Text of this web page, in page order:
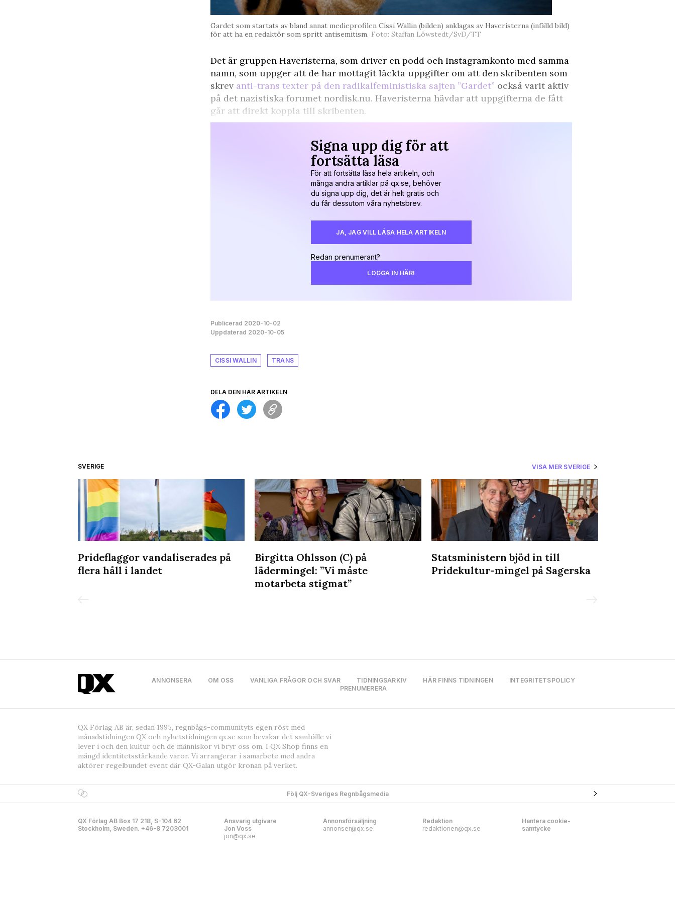
Gardet som startats av bland annat medieprofilen Cissi Wallin (bilden) anklagas av Haveristerna (infälld bild)
för att ha en redaktör som spritt antisemitism. Foto: Staffan Löwstedt/SvD/TT
Det är gruppen Haveristerna, som driver en podd och Instagramkonto med samma
namn, som uppger att de har mottagit läckta uppgifter om att den skribenten som
skrev anti-trans texter på den radikalfeministiska sajten ”Gardet” också varit aktiv
på det nazistiska forumet nordisk.nu. Haveristerna hävdar att uppgifterna de fått
går att direkt koppla till skribenten.
Signa upp dig för att
fortsätta läsa
För att fortsätta läsa hela artikeln, och
många andra artiklar på qx.se, behöver
du signa upp dig, det är helt gratis och
du får dessutom våra nyhetsbrev.
JA, JAG VILL LÄSA HELA ARTIKELN
Redan prenumerant?
LOGGA IN HÄR!
Publicerad 2020-10-02
Uppdaterad 2020-10-05
CISSI WALLIN TRANS
DELA DEN HÄR ARTIKELN
SVERIGE VISA MER SVERIGE
Prideflaggor vandaliserades på
flera håll i landet
Birgitta Ohlsson (C) på
lädermingel: ”Vi måste
motarbeta stigmat”
Statsministern bjöd in till
Pridekultur-mingel på Sagerska
ANNONSERA OM OSS VANLIGA FRÅGOR OCH SVAR TIDNINGSARKIV HÄR FINNS TIDNINGEN
INTEGRITETSPOLICY
PRENUMERERA
QX Förlag AB är, sedan 1995, regnbågs-communityts egen röst med
månadstidningen QX och nyhetstidningen qx.se som bevakar det samhälle vi
lever i och den kultur och de människor vi bryr oss om. I QX Shop finns en
mängd identitetsstärkande varor. Vi arrangerar i samarbete med andra
aktörer regelbundet event där QX-Galan utgör kronan på verket.
Följ QX-Sveriges Regnbågsmedia
QX Förlag AB Box 17 218, S-104 62
Stockholm, Sweden. +46-8 7203001
Ansvarig utgivare
Jon Voss
jon@qx.se
Annonsförsäljning
annonser@qx.se
Redaktion
redaktionen@qx.se
Hantera cookie-
samtycke